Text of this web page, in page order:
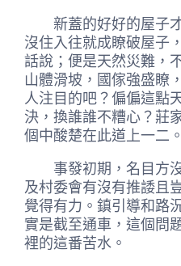
新蓋的好好的屋子才
沒住入往就成瞭破屋子
話說；便是天然災難，
山體滑坡，國傢強盛瞭
人注目的吧？偏偏這點
決，換誰誰不糟心？莊
個中酸楚在此道上一二。
事發初期，名目方沒
及村委會有沒有推諉且
覺得有力。鎮引導和路
實是截至通車，這個問
裡的這番苦水。